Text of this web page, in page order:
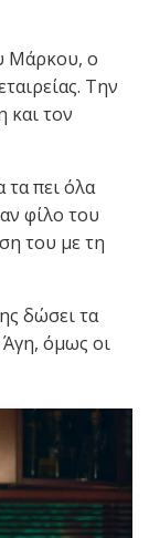
Μάρκου, ο
Την
και τον
πει όλα
φίλο του
του με τη
δώσει τα
Άγη, όμως οι